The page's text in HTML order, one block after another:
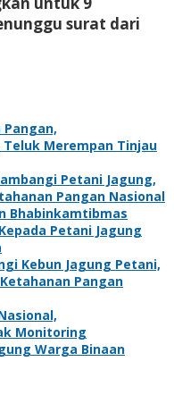
surat dari
Merempan Tinjau
Petani Jagung,
Pangan Nasional
Bhabinkamtibmas
Petani Jagung
Kebun Jagung Petani,
Pangan
Monitoring
Warga Binaan